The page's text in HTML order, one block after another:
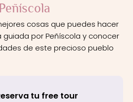
cosas que puedes hacer
guiada por Peñíscola y conocer
de este precioso pueblo
tu free tour